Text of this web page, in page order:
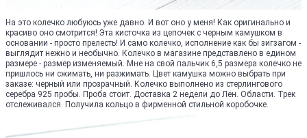
На это колечко любуюсь уже давно. И вот оно у меня! Как оригинально и
красиво оно смотрится! Эта кисточка из цепочек с черным камушком в
основании - просто прелесть! И само колечко, исполнение как бы зигзагом -
выглядит нежно и необычно. Колечко в магазине представлено в едином
размере - размер изменяемый. Мне на свой пальчик 6,5 размера колечко не
пришлось ни сжимать, ни разжимать. Цвет камушка можно выбрать при
заказе: черный или прозрачный. Колечко выполнено из стерлингового
серебра 925 пробы. Проба стоит. Доставка 2 недели до Лен. Области. Трек
отслеживался. Получила кольцо в фирменной стильной коробочке.